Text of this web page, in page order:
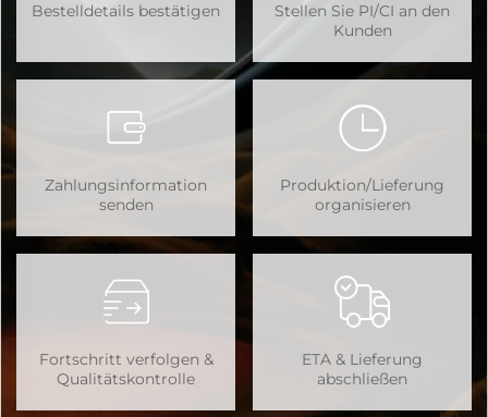
Bestelldetails bestätigen
Stellen Sie PI/CI an den
Kunden
Zahlungsinformation
senden
Produktion/Lieferung
organisieren
Fortschritt verfolgen &
Qualitätskontrolle
ETA & Lieferung
abschließen